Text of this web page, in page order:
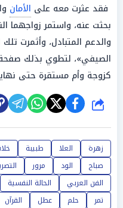
فقد عثرت معه على الأمان
والدعم المتبادل، وأثمرت
الصيفي»، لتطوي بذلك
كزوجة وأم مستقرة حتى
شارك
زهرة العلا طبيبة
صباح
الود مرور
الفن العربي
الحالة النفسية
تمر
حلم عطل القرآن